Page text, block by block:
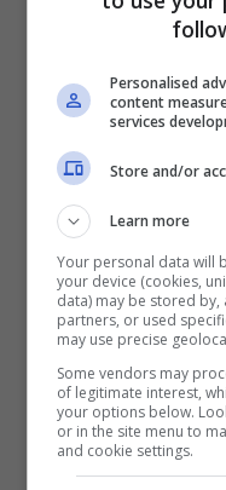
il problema però
partire il
La cessione può
definitivo con
incassare
Malinovskyi.
distanti sulla
giocatore
Personalised
content
services
Store and/or
Learn more
Your personal data will
your device (cookies,
data) may be stored by,
partners, or used
may use precise
Some vendors may
of legitimate interest,
your options below.
or in the site menu to
and cookie settings.